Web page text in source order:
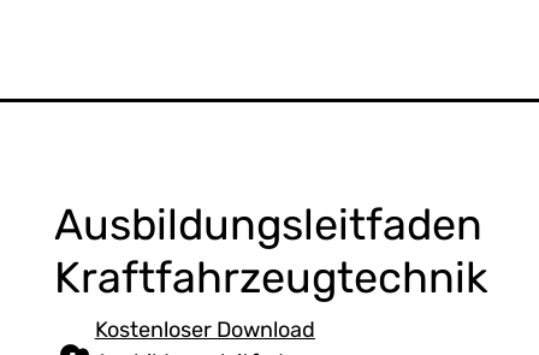
Ausbildungsleitfaden
Kraftfahrzeugtechnik
Kostenloser Download